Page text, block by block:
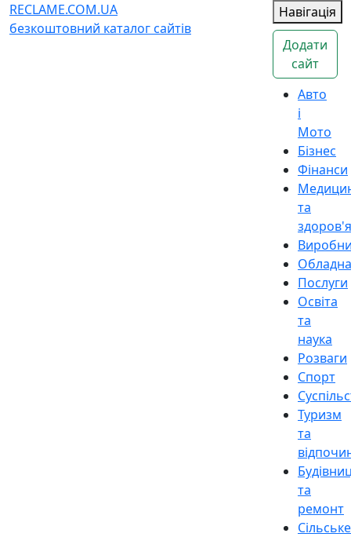
RECLAME.COM.UA
безкоштовний каталог сайтів
Навігація
Додати
сайт
Авто
і
Мото
Бізнес
Фінанси
та
здоров'я
Послуги
Освіта
та
наука
Розваги
Спорт
Туризм
та
та
ремонт
Сільське